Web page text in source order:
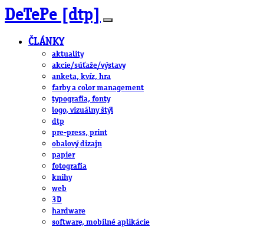
DeTePe [dtp]
ČLÁNKY
aktuality
akcie/súťaže/výstavy
anketa, kvíz, hra
farby a color management
typografia, fonty
logo, vizuálny štýl
dtp
pre-press, print
obalový dizajn
papier
fotografia
knihy
web
3D
hardware
software, mobilné aplikácie